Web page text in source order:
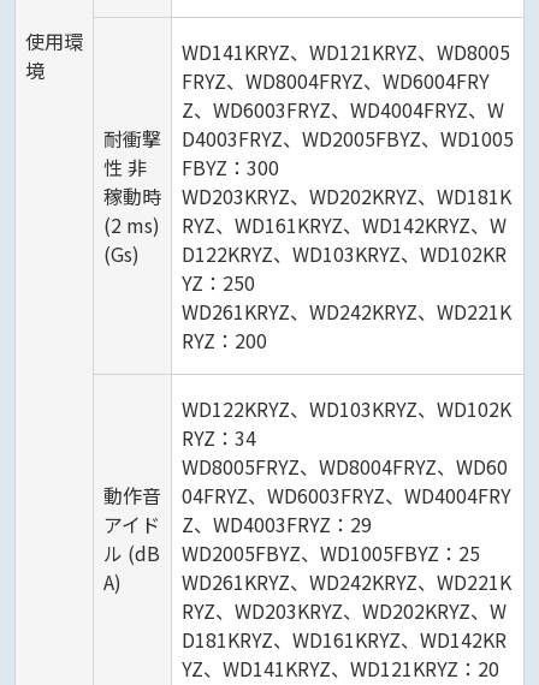
使用環
境
耐衝撃
性 非
稼動時
(2 ms)
(Gs)
WD141KRYZ、WD121KRYZ、WD8005
FRYZ、WD8004FRYZ、WD6004FRY
Z、WD6003FRYZ、WD4004FRYZ、W
D4003FRYZ、WD2005FBYZ、WD1005
FBYZ：300
WD203KRYZ、WD202KRYZ、WD181K
RYZ、WD161KRYZ、WD142KRYZ、W
D122KRYZ、WD103KRYZ、WD102KR
YZ：250
WD261KRYZ、WD242KRYZ、WD221K
RYZ：200
動作音
アイド
ル (dB
A)
WD122KRYZ、WD103KRYZ、WD102K
RYZ：34
WD8005FRYZ、WD8004FRYZ、WD60
04FRYZ、WD6003FRYZ、WD4004FRY
Z、WD4003FRYZ：29
WD2005FBYZ、WD1005FBYZ：25
WD261KRYZ、WD242KRYZ、WD221K
RYZ、WD203KRYZ、WD202KRYZ、W
D181KRYZ、WD161KRYZ、WD142KR
YZ、WD141KRYZ、WD121KRYZ：20